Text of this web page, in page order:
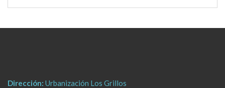
Dirección: Urbanización Los Grillos